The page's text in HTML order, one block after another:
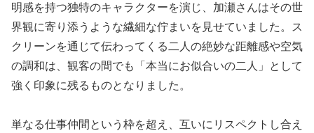
明感を持つ独特のキャラクターを演じ、加瀬さんはその世
界観に寄り添うような繊細な佇まいを見せていました。ス
クリーンを通じて伝わってくる二人の絶妙な距離感や空気
の調和は、観客の間でも「本当にお似合いの二人」として
強く印象に残るものとなりました。
単なる仕事仲間という枠を超え、互いにリスペクトし合え